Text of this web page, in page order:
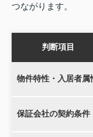
つながります。
判断項目
物件特性・入居者属
保証会社の契約条件